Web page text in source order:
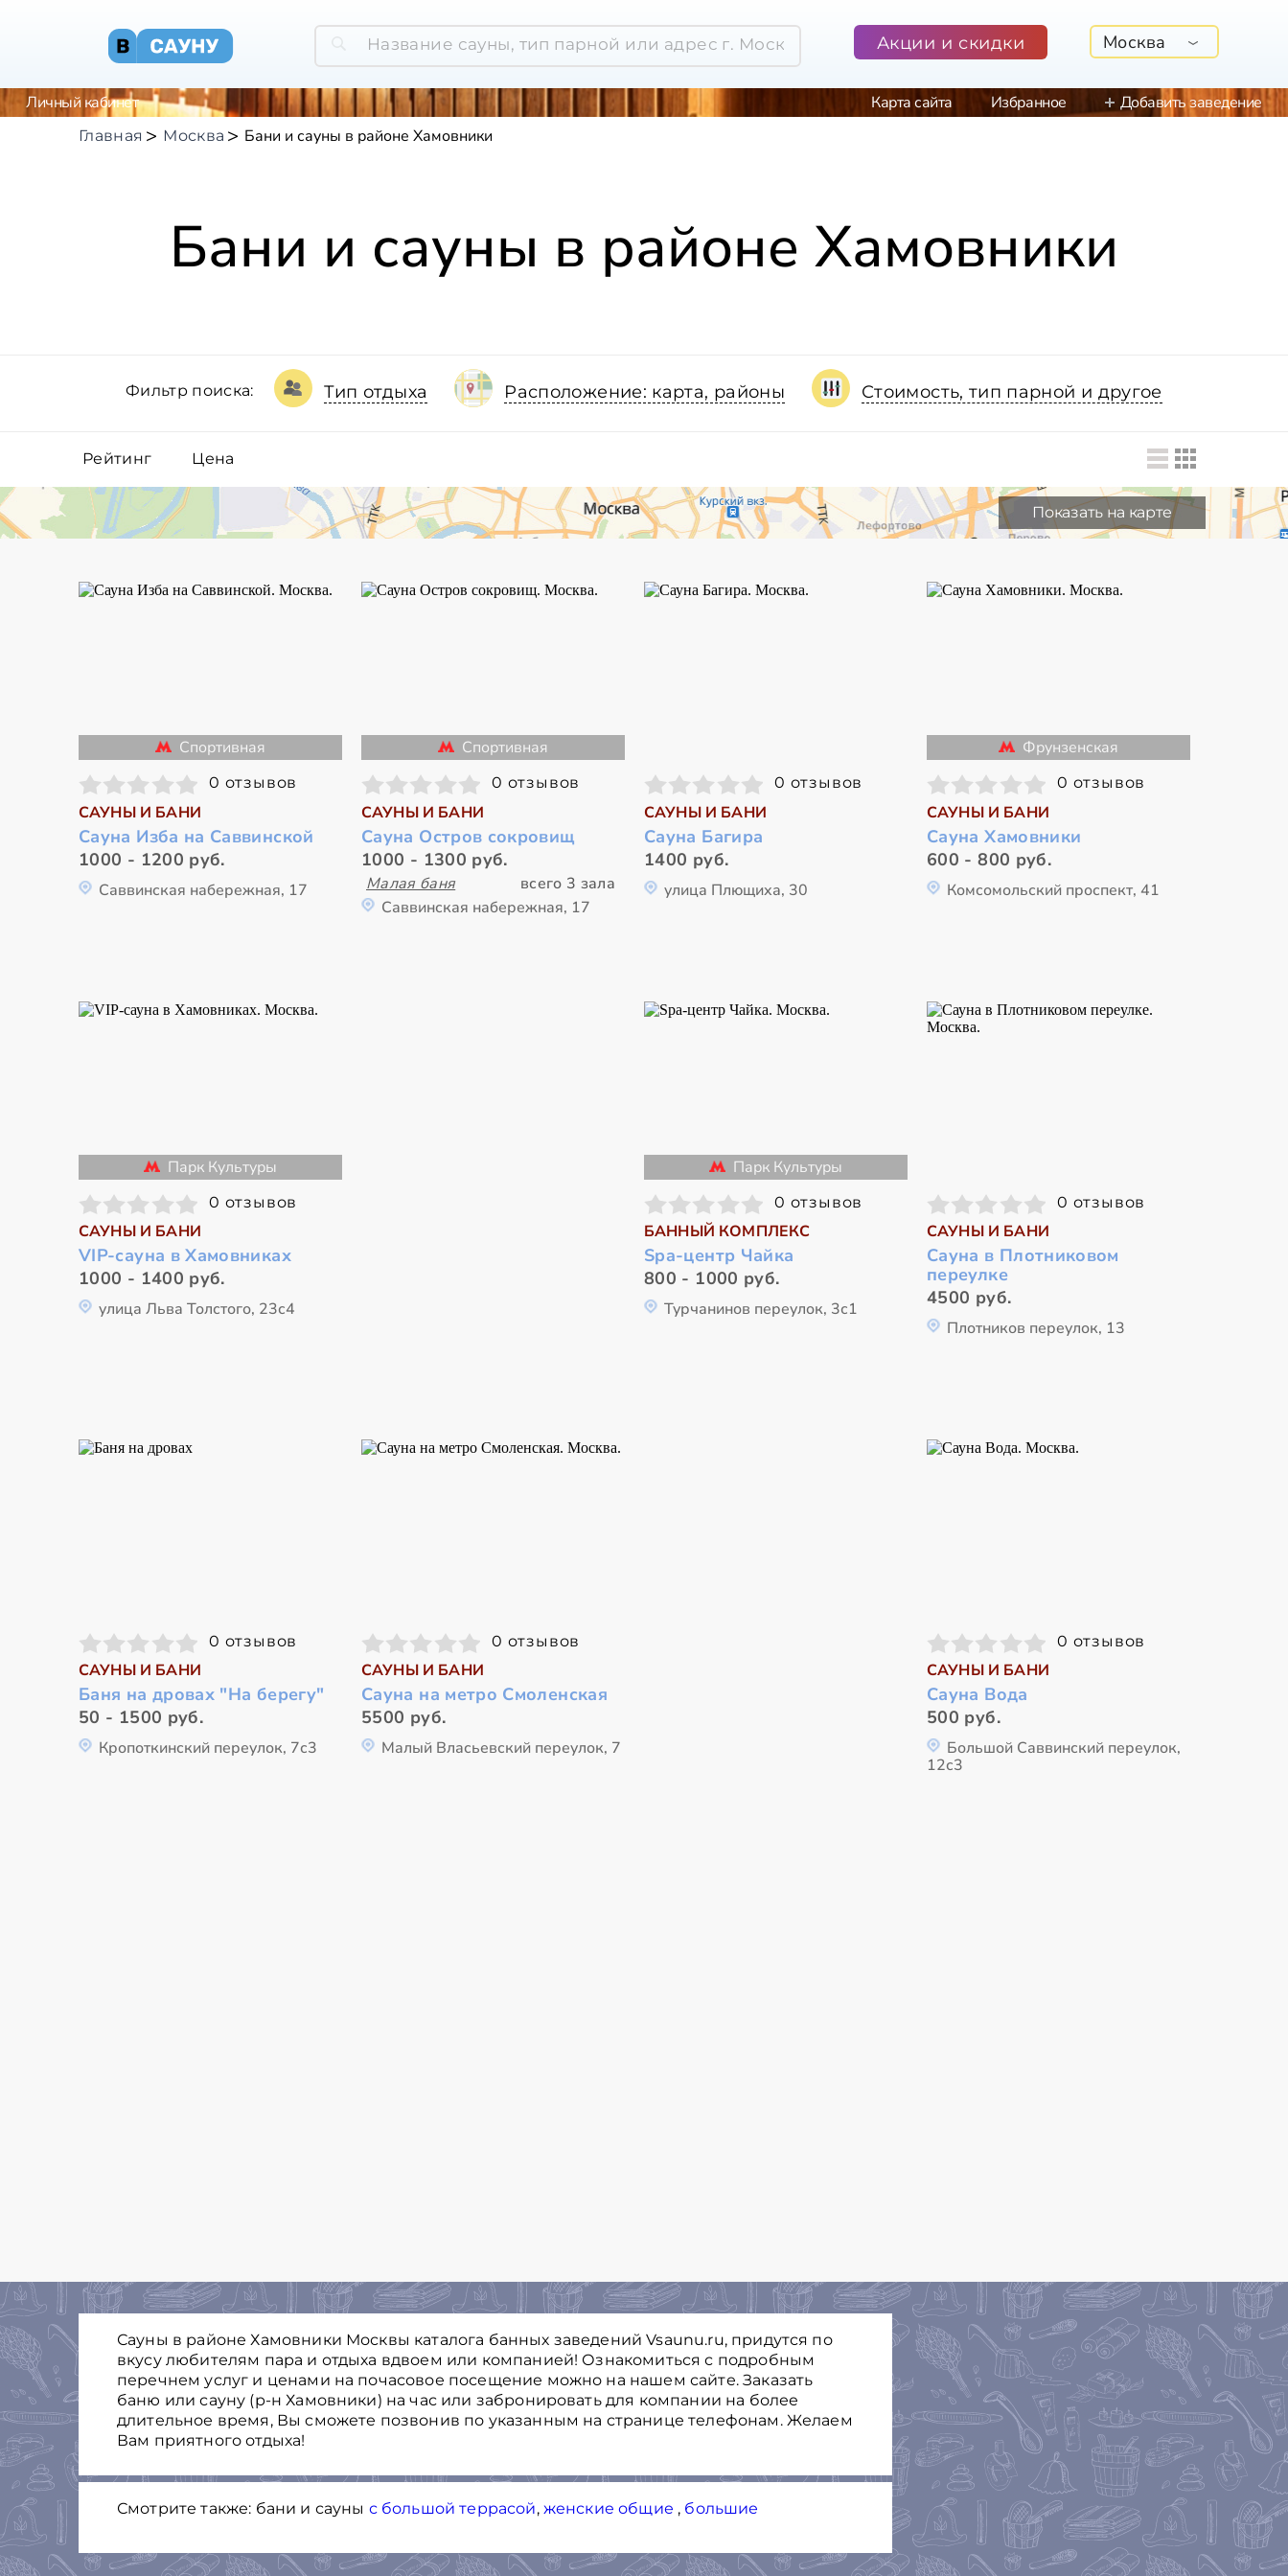
Акции и скидки Москва
Личный кабинет Карта сайта Избранное Добавить заведение
Главная Москва Бани и сауны в районе Хамовники
Бани и сауны в районе Хамовники
Фильтр поиска: Тип отдыха Расположение: карта, районы Стоимость, тип парной и другое
Рейтинг Цена
Показать на карте
Спортивная
0 отзывов
САУНЫ И БАНИ
Сауна Изба на Саввинской
1000 - 1200 руб.
Саввинская набережная, 17
Спортивная
0 отзывов
САУНЫ И БАНИ
Сауна Остров сокровищ
1000 - 1300 руб.
Малая баня
всего 3 зала
Саввинская набережная, 17
0 отзывов
САУНЫ И БАНИ
Сауна Багира
1400 руб.
улица Плющиха, 30
Фрунзенская
0 отзывов
САУНЫ И БАНИ
Сауна Хамовники
600 - 800 руб.
Комсомольский проспект, 41
Парк Культуры
0 отзывов
САУНЫ И БАНИ
VIP-сауна в Хамовниках
1000 - 1400 руб.
улица Льва Толстого, 23с4
Парк Культуры
0 отзывов
БАННЫЙ КОМПЛЕКС
Spa-центр Чайка
800 - 1000 руб.
Турчанинов переулок, 3с1
0 отзывов
САУНЫ И БАНИ
Сауна в Плотниковом
переулке
4500 руб.
Плотников переулок, 13
0 отзывов
САУНЫ И БАНИ
Баня на дровах "На берегу"
50 - 1500 руб.
Кропоткинский переулок, 7с3
0 отзывов
САУНЫ И БАНИ
Сауна на метро Смоленская
5500 руб.
Малый Власьевский переулок, 7
0 отзывов
САУНЫ И БАНИ
Сауна Вода
500 руб.
Большой Саввинский переулок,
12с3
Сауны в районе Хамовники Москвы каталога банных заведений Vsaunu.ru, придутся по
вкусу любителям пара и отдыха вдвоем или компанией! Ознакомиться с подробным
перечнем услуг и ценами на почасовое посещение можно на нашем сайте. Заказать
баню или сауну (р-н Хамовники) на час или забронировать для компании на более
длительное время, Вы cможете позвонив по указанным на странице телефонам. Желаем
Вам приятного отдыха!
Смотрите также: бани и сауны с большой террасой, женские общие , большие